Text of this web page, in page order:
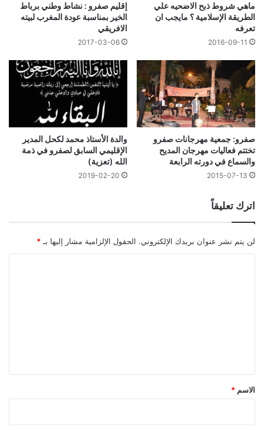
ماهي شروط ذبح الاضحيه علي
الطريقة الإسلامية ؟ مايجب ان
تعرفه
2016-09-11
إقليم صفرو : نشاط وطني برباط
الخير بمناسبة عودة المغرب لبيته
الافريقي
2017-03-06
صفرو: جمعية مهرجانات صفرو
تختتم فعاليات مهرجان المديح
والسماع في دورته الرابعة
2015-07-13
والدة الأستاذ محمد لكحل المدير
الإقليمي السابق لصفرو في ذمة
الله (تعزية)
2019-02-20
اترك تعليقاً
لن يتم نشر عنوان بريدك الإلكتروني. الحقول الإلزامية مشار إليها بـ *
*
الاسم *